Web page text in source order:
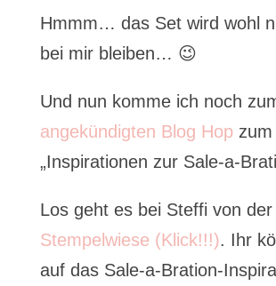
Hmmm… das Set wird wohl
bei mir bleiben… 😉
Und nun komme ich noch
angekündigten Blog Hop
„Inspirationen zur Sale-a-
Los geht es bei Steffi von der
Stempelwiese (Klick!!!). Ihr
auf das Sale-a-Bration-